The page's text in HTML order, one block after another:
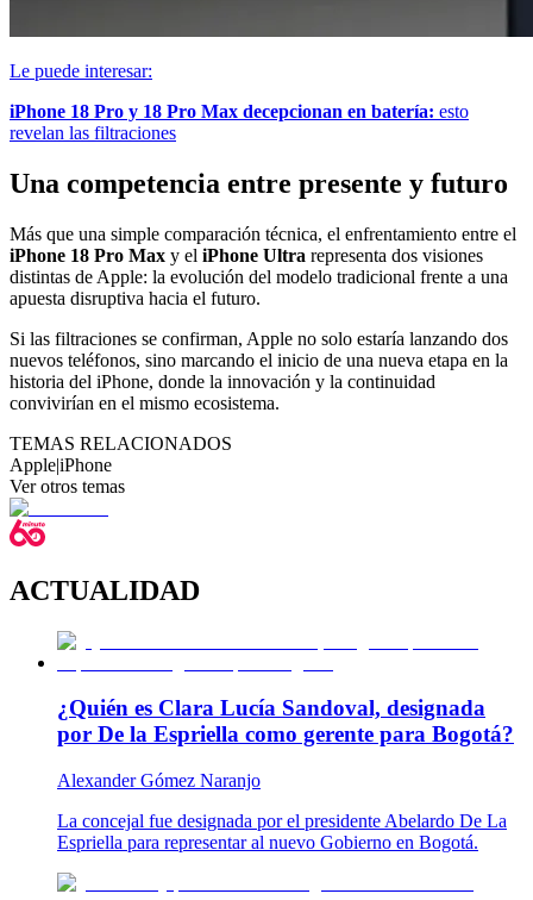
Le puede interesar:
iPhone 18 Pro y 18 Pro Max decepcionan en batería: esto
revelan las filtraciones
Una competencia entre presente y futuro
Más que una simple comparación técnica, el enfrentamiento entre el
iPhone 18 Pro Max y el iPhone Ultra representa dos visiones
distintas de Apple: la evolución del modelo tradicional frente a una
apuesta disruptiva hacia el futuro.
Si las filtraciones se confirman, Apple no solo estaría lanzando dos
nuevos teléfonos, sino marcando el inicio de una nueva etapa en la
historia del iPhone, donde la innovación y la continuidad
convivirían en el mismo ecosistema.
TEMAS RELACIONADOS
Apple|iPhone
Ver otros temas
ACTUALIDAD
¿Quién es Clara Lucía Sandoval, designada
por De la Espriella como gerente para Bogotá?
Alexander Gómez Naranjo
La concejal fue designada por el presidente Abelardo De La
Espriella para representar al nuevo Gobierno en Bogotá.